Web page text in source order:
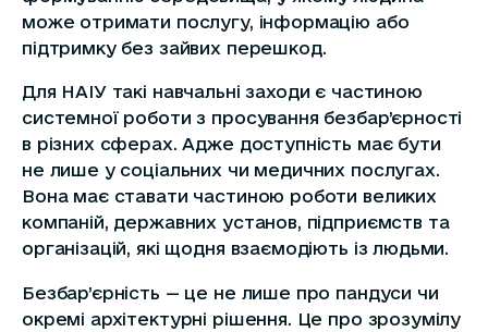
може отримати послугу, інформацію або
підтримку без зайвих перешкод.
Для НАІУ такі навчальні заходи є частиною
системної роботи з просування безбар’єрності
в різних сферах. Адже доступність має бути
не лише у соціальних чи медичних послугах.
Вона має ставати частиною роботи великих
компаній, державних установ, підприємств та
організацій, які щодня взаємодіють із людьми.
Безбар’єрність — це не лише про пандуси чи
окремі архітектурні рішення. Це про зрозумілу